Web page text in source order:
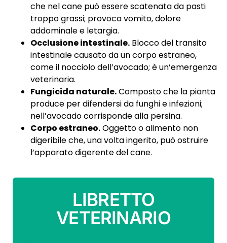
che nel cane può essere scatenata da pasti
troppo grassi; provoca vomito, dolore
addominale e letargia.
Occlusione intestinale. Blocco del transito
intestinale causato da un corpo estraneo,
come il nocciolo dell’avocado; è un’emergenza
veterinaria.
Fungicida naturale.Composto che la pianta
produce per difendersi da funghi e infezioni;
nell’avocado corrisponde alla persina.
Corpo estraneo.Oggetto o alimento non
digeribile che, una volta ingerito, può ostruire
l’apparato digerente del cane.
LIBRETTO
VETERINARIO